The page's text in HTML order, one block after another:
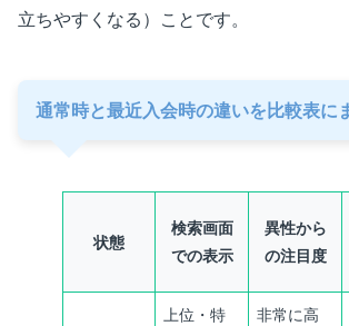
立ちやすくなる）ことです。
通常時と最近入会時の違いを比較表に
状態
検索画面
での表示
異性から
の注目度
上位・特
非常に高